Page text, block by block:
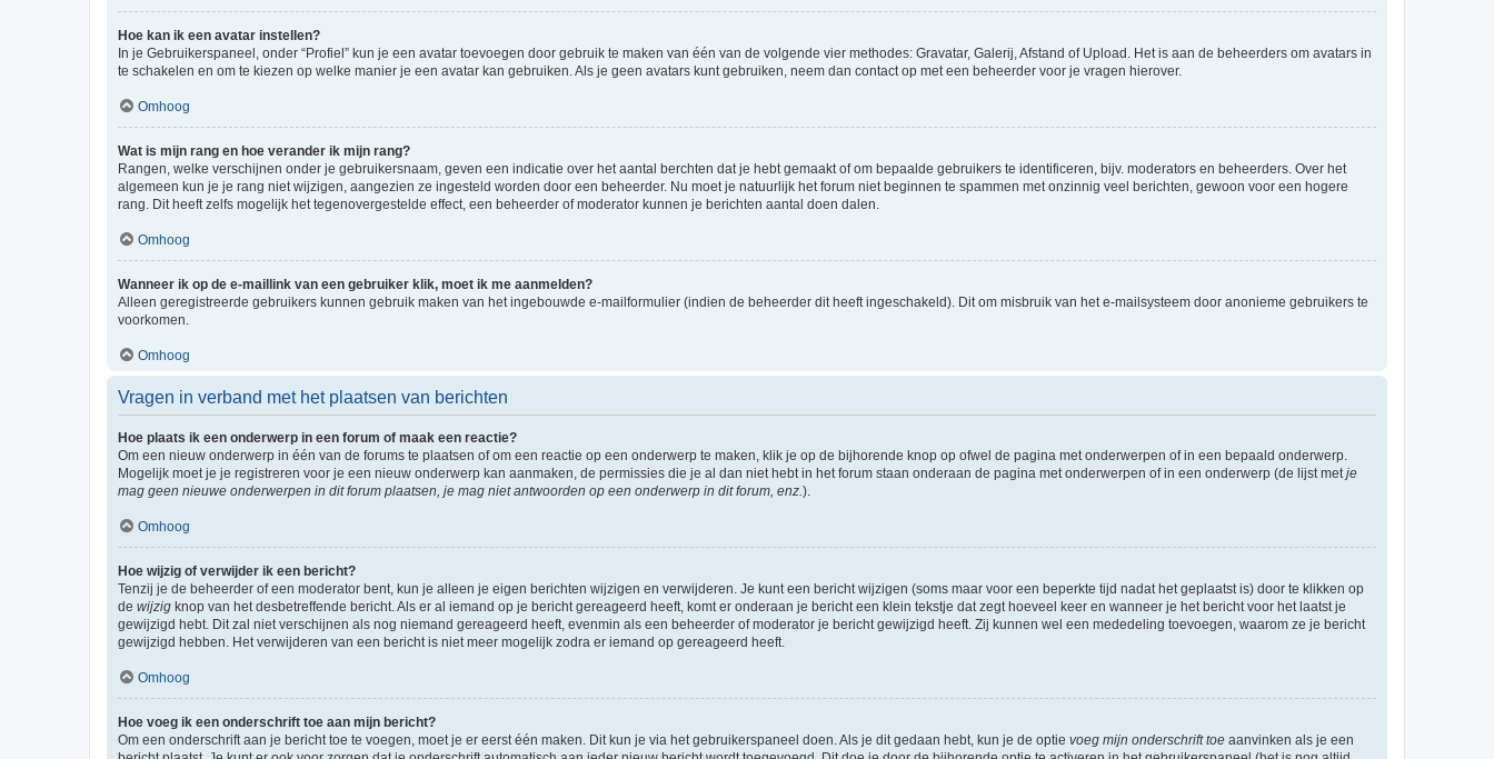
Hoe kan ik een avatar instellen?
In je Gebruikerspaneel, onder “Profiel” kun je een avatar toevoegen door gebruik te maken van één van de volgende vier methodes: Gravatar, Galerij, Afstand of Upload. Het is aan de beheerders om avatars in
te schakelen en om te kiezen op welke manier je een avatar kan gebruiken. Als je geen avatars kunt gebruiken, neem dan contact op met een beheerder voor je vragen hierover.
Omhoog
Wat is mijn rang en hoe verander ik mijn rang?
Rangen, welke verschijnen onder je gebruikersnaam, geven een indicatie over het aantal berchten dat je hebt gemaakt of om bepaalde gebruikers te identificeren, bijv. moderators en beheerders. Over het
algemeen kun je je rang niet wijzigen, aangezien ze ingesteld worden door een beheerder. Nu moet je natuurlijk het forum niet beginnen te spammen met onzinnig veel berichten, gewoon voor een hogere
rang. Dit heeft zelfs mogelijk het tegenovergestelde effect, een beheerder of moderator kunnen je berichten aantal doen dalen.
Omhoog
Wanneer ik op de e-maillink van een gebruiker klik, moet ik me aanmelden?
Alleen geregistreerde gebruikers kunnen gebruik maken van het ingebouwde e-mailformulier (indien de beheerder dit heeft ingeschakeld). Dit om misbruik van het e-mailsysteem door anonieme gebruikers te
voorkomen.
Omhoog
Vragen in verband met het plaatsen van berichten
Hoe plaats ik een onderwerp in een forum of maak een reactie?
Om een nieuw onderwerp in één van de forums te plaatsen of om een reactie op een onderwerp te maken, klik je op de bijhorende knop op ofwel de pagina met onderwerpen of in een bepaald onderwerp.
Mogelijk moet je je registreren voor je een nieuw onderwerp kan aanmaken, de permissies die je al dan niet hebt in het forum staan onderaan de pagina met onderwerpen of in een onderwerp (de lijst met je
mag geen nieuwe onderwerpen in dit forum plaatsen, je mag niet antwoorden op een onderwerp in dit forum, enz. ).
Omhoog
Hoe wijzig of verwijder ik een bericht?
Tenzij je de beheerder of een moderator bent, kun je alleen je eigen berichten wijzigen en verwijderen. Je kunt een bericht wijzigen (soms maar voor een beperkte tijd nadat het geplaatst is) door te klikken op
de wijzig knop van het desbetreffende bericht. Als er al iemand op je bericht gereageerd heeft, komt er onderaan je bericht een klein tekstje dat zegt hoeveel keer en wanneer je het bericht voor het laatst je
gewijzigd hebt. Dit zal niet verschijnen als nog niemand gereageerd heeft, evenmin als een beheerder of moderator je bericht gewijzigd heeft. Zij kunnen wel een mededeling toevoegen, waarom ze je bericht
gewijzigd hebben. Het verwijderen van een bericht is niet meer mogelijk zodra er iemand op gereageerd heeft.
Omhoog
Hoe voeg ik een onderschrift toe aan mijn bericht?
Om een onderschrift aan je bericht toe te voegen, moet je er eerst één maken. Dit kun je via het gebruikerspaneel doen. Als je dit gedaan hebt, kun je de optie voeg mijn onderschrift toe aanvinken als je een